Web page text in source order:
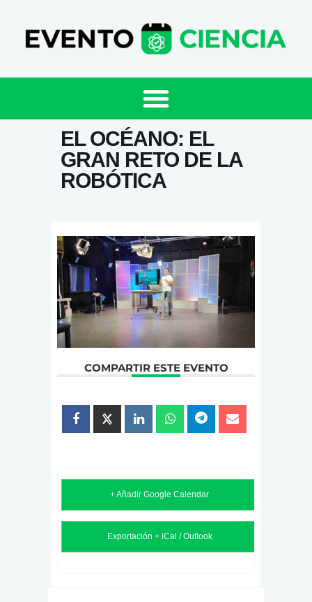
EL OCÉANO: EL
GRAN RETO DE LA
ROBÓTICA
COMPARTIR ESTE EVENTO
+ Añadir Google Calendar
Exportación + iCal / Outlook